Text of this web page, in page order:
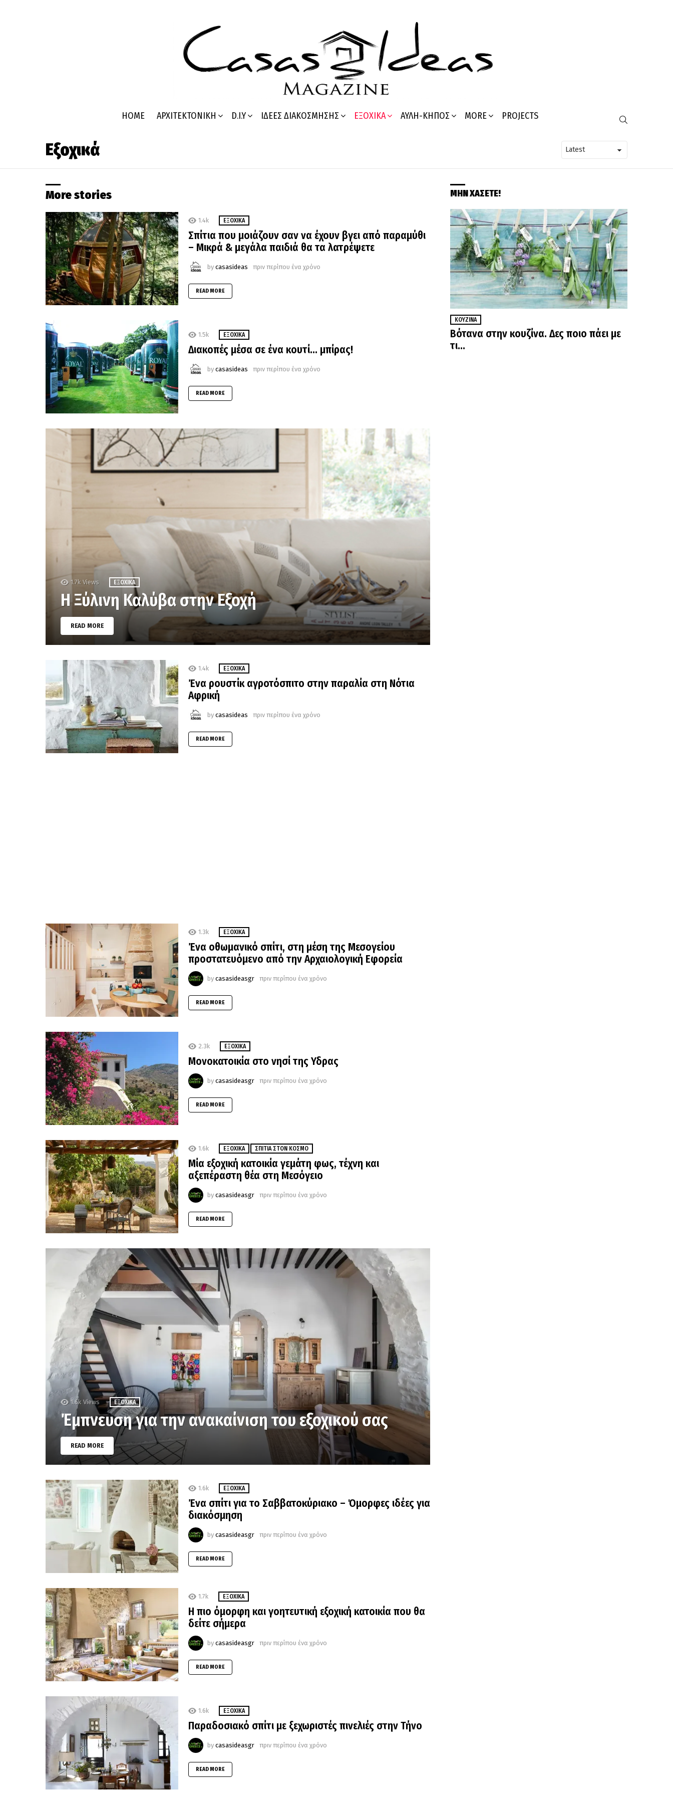
HOME ΑΡΧΙΤΕΚΤΟΝΙΚΉ D.I.Y ΙΔΈΕΣ ΔΙΑΚΌΣΜΗΣΗΣ ΕΞΟΧΙΚΆ ΑΥΛΉ-ΚΉΠΟΣ MORE PROJECTS
Εξοχικά
More stories
1.4k ΕΞΟΧΙΚΆ
Σπίτια που μοιάζουν σαν να έχουν βγει από παραμύθι
– Mικρά & μεγάλα παιδιά θα τα λατρέψετε
by casasideas πριν περίπου ένα χρόνο
READ MORE
1.5k ΕΞΟΧΙΚΆ
Διακοπές μέσα σε ένα κουτί… μπίρας!
by casasideas πριν περίπου ένα χρόνο
READ MORE
1.7k Views ΕΞΟΧΙΚΆ
Η Ξύλινη Καλύβα στην Εξοχή
READ MORE
1.4k ΕΞΟΧΙΚΆ
Ένα ρουστίκ αγροτόσπιτο στην παραλία στη Νότια
Αφρική
by casasideas πριν περίπου ένα χρόνο
READ MORE
1.3k ΕΞΟΧΙΚΆ
Ένα οθωμανικό σπίτι, στη μέση της Μεσογείου
προστατευόμενο από την Αρχαιολογική Εφορεία
by casasideasgr πριν περίπου ένα χρόνο
READ MORE
2.3k ΕΞΟΧΙΚΆ
Μονοκατοικία στο νησί της Υδρας
by casasideasgr πριν περίπου ένα χρόνο
READ MORE
1.6k ΕΞΟΧΙΚΆ ΣΠΊΤΙΑ ΣΤΟΝ ΚΌΣΜΟ
Μία εξοχική κατοικία γεμάτη φως, τέχνη και
αξεπέραστη θέα στη Μεσόγειο
by casasideasgr πριν περίπου ένα χρόνο
READ MORE
1.6k Views ΕΞΟΧΙΚΆ
Έμπνευση για την ανακαίνιση του εξοχικού σας
READ MORE
1.6k ΕΞΟΧΙΚΆ
Ένα σπίτι για το Σαββατοκύριακο – Όμορφες ιδέες για
διακόσμηση
by casasideasgr πριν περίπου ένα χρόνο
READ MORE
1.7k ΕΞΟΧΙΚΆ
Η πιο όμορφη και γοητευτική εξοχική κατοικία που θα
δείτε σήμερα
by casasideasgr πριν περίπου ένα χρόνο
READ MORE
1.6k ΕΞΟΧΙΚΆ
Παραδοσιακό σπίτι με ξεχωριστές πινελιές στην Τήνο
by casasideasgr πριν περίπου ένα χρόνο
READ MORE
ΜΗΝ ΧΑΣΕΤΕ!
ΚΟΥΖΊΝΑ
Βότανα στην κουζίνα. Δες ποιο πάει με
τι…